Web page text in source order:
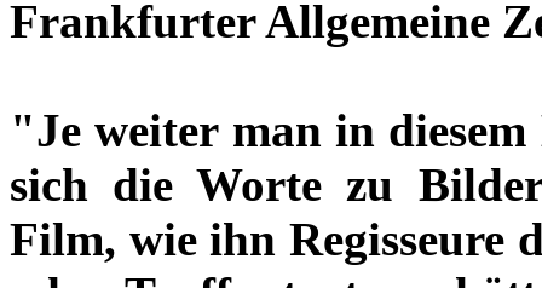
Frankfurter Allgemeine
"Je weiter man in
sich die Worte zu
Film, wie ihn Regisseure